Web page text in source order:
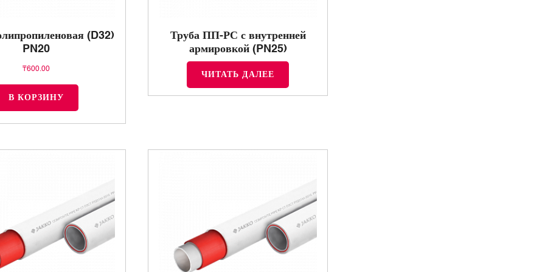
(D32)
PN20
₸600.00
В КОРЗИНУ
Труба ПП-РС с внутренней
армировкой (PN25)
ЧИТАТЬ ДАЛЕЕ